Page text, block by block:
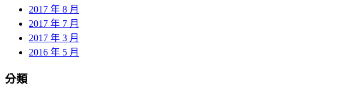
2017 年 8 月
2017 年 7 月
2017 年 3 月
2016 年 5 月
分類